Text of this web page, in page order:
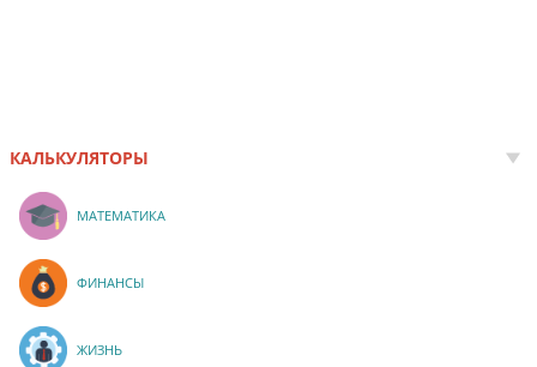
КАЛЬКУЛЯТОРЫ
МАТЕМАТИКА
ФИНАНСЫ
ЖИЗНЬ